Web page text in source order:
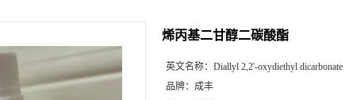
烯丙基二甘醇二碳酸酯
英文名称： Diallyl 2,2'-oxydiethyl dicarbonate
品牌： 成丰